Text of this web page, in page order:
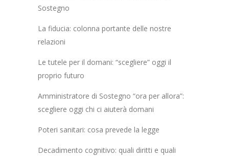
Sostegno
La fiducia: colonna portante delle nostre
relazioni
Le tutele per il domani: “scegliere” oggi il
proprio futuro
Amministratore di Sostegno “ora per allora”:
scegliere oggi chi ci aiuterà domani
Poteri sanitari: cosa prevede la legge
Decadimento cognitivo: quali diritti e quali